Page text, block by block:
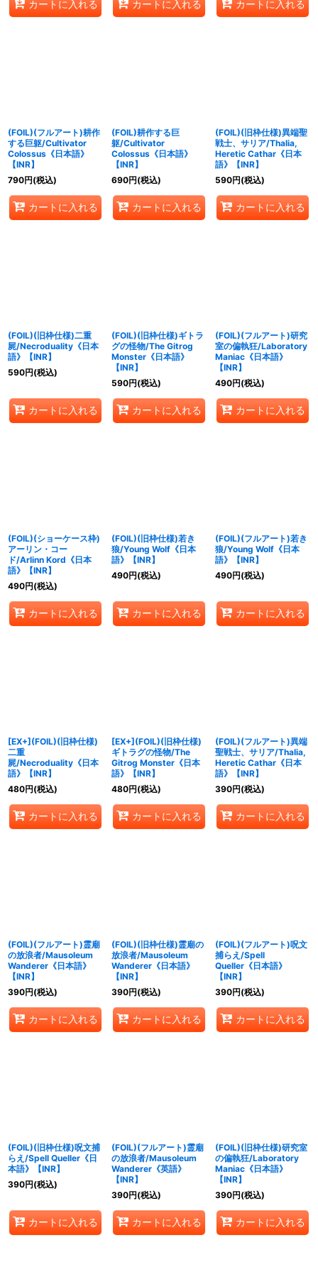
カートに入れる カートに入れる カートに入れる
(FOIL)(フルアート)耕作
する巨躯/Cultivator
Colossus《日本語》
【INR】
790円(税込)
カートに入れる
(FOIL)耕作する巨
躯/Cultivator
Colossus《日本語》
【INR】
690円(税込)
カートに入れる
(FOIL)(旧枠仕様)異端聖
戦士、サリア/Thalia,
Heretic Cathar《日本
語》【INR】
590円(税込)
カートに入れる
(FOIL)(旧枠仕様)二重
屍/Necroduality《日本
語》【INR】
590円(税込)
カートに入れる
(FOIL)(旧枠仕様)ギトラ
グの怪物/The Gitrog
Monster《日本語》
【INR】
590円(税込)
カートに入れる
(FOIL)(フルアート)研究
室の偏執狂/Laboratory
Maniac《日本語》
【INR】
490円(税込)
カートに入れる
(FOIL)(ショーケース枠)
アーリン・コー
ド/Arlinn Kord《日本
語》【INR】
490円(税込)
カートに入れる
(FOIL)(旧枠仕様)若き
狼/Young Wolf《日本
語》【INR】
490円(税込)
カートに入れる
(FOIL)(フルアート)若き
狼/Young Wolf《日本
語》【INR】
490円(税込)
カートに入れる
[EX+](FOIL)(旧枠仕様)
二重
屍/Necroduality《日本
語》【INR】
480円(税込)
カートに入れる
[EX+](FOIL)(旧枠仕様)
ギトラグの怪物/The
Gitrog Monster《日本
語》【INR】
480円(税込)
カートに入れる
(FOIL)(フルアート)異端
聖戦士、サリア/Thalia,
Heretic Cathar《日本
語》【INR】
390円(税込)
カートに入れる
(FOIL)(フルアート)霊廟
の放浪者/Mausoleum
Wanderer《日本語》
【INR】
390円(税込)
カートに入れる
(FOIL)(旧枠仕様)霊廟の
放浪者/Mausoleum
Wanderer《日本語》
【INR】
390円(税込)
カートに入れる
(FOIL)(フルアート)呪文
捕らえ/Spell
Queller《日本語》
【INR】
390円(税込)
カートに入れる
(FOIL)(旧枠仕様)呪文捕
らえ/Spell Queller《日
本語》【INR】
390円(税込)
カートに入れる
(FOIL)(フルアート)霊廟
の放浪者/Mausoleum
Wanderer《英語》
【INR】
390円(税込)
カートに入れる
(FOIL)(旧枠仕様)研究室
の偏執狂/Laboratory
Maniac《日本語》
【INR】
390円(税込)
カートに入れる